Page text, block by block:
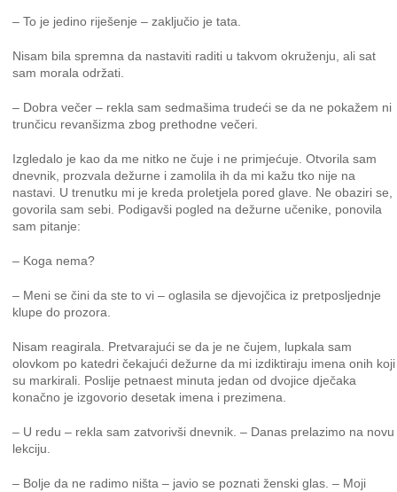
– To je jedino riješenje – zaključio je tata.
Nisam bila spremna da nastaviti raditi u takvom okruženju, ali sat
sam morala održati.
– Dobra večer – rekla sam sedmašima trudeći se da ne pokažem ni
trunčicu revanšizma zbog prethodne večeri.
Izgledalo je kao da me nitko ne čuje i ne primjećuje. Otvorila sam
dnevnik, prozvala dežurne i zamolila ih da mi kažu tko nije na
nastavi. U trenutku mi je kreda proletjela pored glave. Ne obaziri se,
govorila sam sebi. Podigavši pogled na dežurne učenike, ponovila
sam pitanje:
– Koga nema?
– Meni se čini da ste to vi – oglasila se djevojčica iz pretposljednje
klupe do prozora.
Nisam reagirala. Pretvarajući se da je ne čujem, lupkala sam
olovkom po katedri čekajući dežurne da mi izdiktiraju imena onih koji
su markirali. Poslije petnaest minuta jedan od dvojice dječaka
konačno je izgovorio desetak imena i prezimena.
– U redu – rekla sam zatvorivši dnevnik. – Danas prelazimo na novu
lekciju.
– Bolje da ne radimo ništa – javio se poznati ženski glas. – Moji